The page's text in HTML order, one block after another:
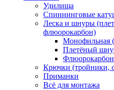
Удилища
Спиннинговые
Леска и шнуры
флюорокарбон)
Монофильная
Плетёный
Крючки (тройники,
Приманки
Всё для монтажа